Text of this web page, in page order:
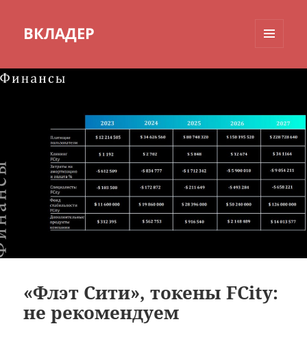
ВКЛАДЕР
«Флэт Сити», токены FCity:
не рекомендуем